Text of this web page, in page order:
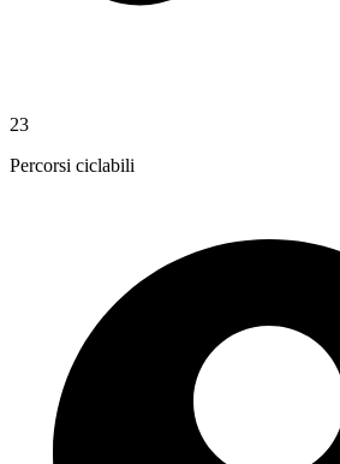
23
Percorsi ciclabili